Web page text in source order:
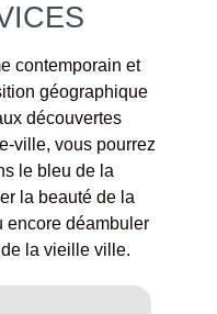
contemporain et
géographique
découvertes
ville, vous pourrez
le bleu de la
la beauté de la
encore déambuler
la vieille ville.